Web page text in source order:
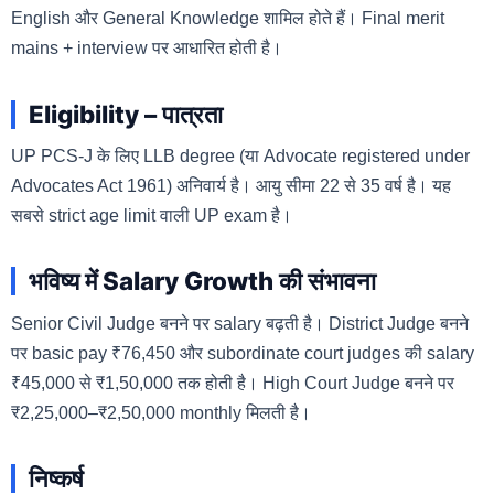
English और General Knowledge शामिल होते हैं। Final merit
mains + interview पर आधारित होती है।
Eligibility – पात्रता
UP PCS-J के लिए LLB degree (या Advocate registered under
Advocates Act 1961) अनिवार्य है। आयु सीमा 22 से 35 वर्ष है। यह
सबसे strict age limit वाली UP exam है।
भविष्य में Salary Growth की संभावना
Senior Civil Judge बनने पर salary बढ़ती है। District Judge बनने
पर basic pay ₹76,450 और subordinate court judges की salary
₹45,000 से ₹1,50,000 तक होती है। High Court Judge बनने पर
₹2,25,000–₹2,50,000 monthly मिलती है।
निष्कर्ष